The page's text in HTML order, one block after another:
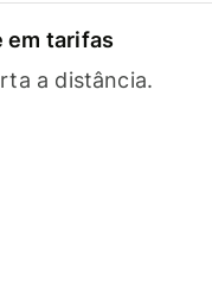
em tarifas
a distância.